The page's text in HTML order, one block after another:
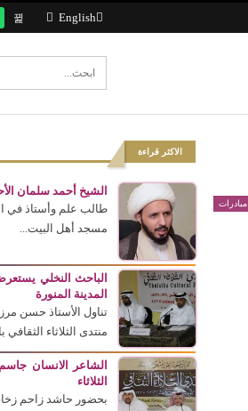
English
الاكثر قراءة
الشيخ أحمد سلمان
طالب علم وأستاذ في
مسجد أهل البيت...
الباحث النخلي
المدينة المنورة
تناول الأستاذ حسن
منتدى الثلاثاء
الشاعر الانسان
الثلاثاء
بحضور حاشد زاحم